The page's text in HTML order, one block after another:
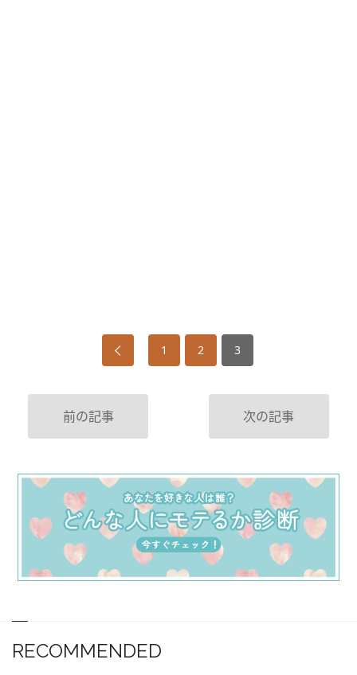
1 2 3
前の記事 次の記事
RECOMMENDED